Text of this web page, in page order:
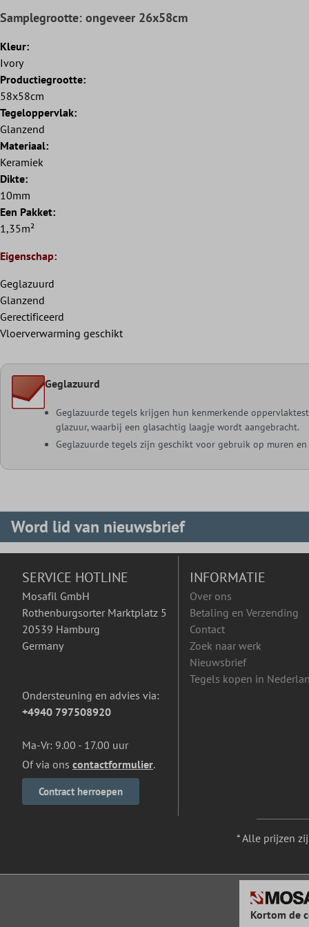
Samplegrootte: ongeveer 26x58cm
Kleur:
Ivory
Productiegrootte:
58x58cm
Tegeloppervlak:
Glanzend
Materiaal:
Keramiek
Dikte:
10mm
Een Pakket:
1,35m²
Eigenschap:
Geglazuurd
Glanzend
Gerectificeerd
Vloerverwarming geschikt
Geglazuurd
Geglazuurde tegels krijgen hun kenmerkende
glazuur, waarbij een glasachtig laagje wordt aangebracht.
Geglazuurde tegels zijn geschikt voor gebruik op muren
Word lid van nieuwsbrief
SERVICE HOTLINE
Mosafil GmbH
Rothenburgsorter Marktplatz 5
20539 Hamburg
Germany
Ondersteuning en advies via:
+4940 797508920
Ma-Vr: 9.00 - 17.00 uur
Of via ons contactformulier.
Contract herroepen
INFORMATIE
Over ons
Betaling en Verzending
Contact
Zoek naar werk
Nieuwsbrief
Tegels kopen in
* Alle prijzen
Kortom de